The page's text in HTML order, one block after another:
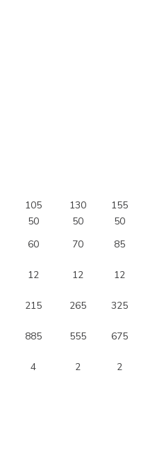
105 130
155
50 50
50
60 70
85
12 12
12
215 265
325
885 555
675
4 2 2